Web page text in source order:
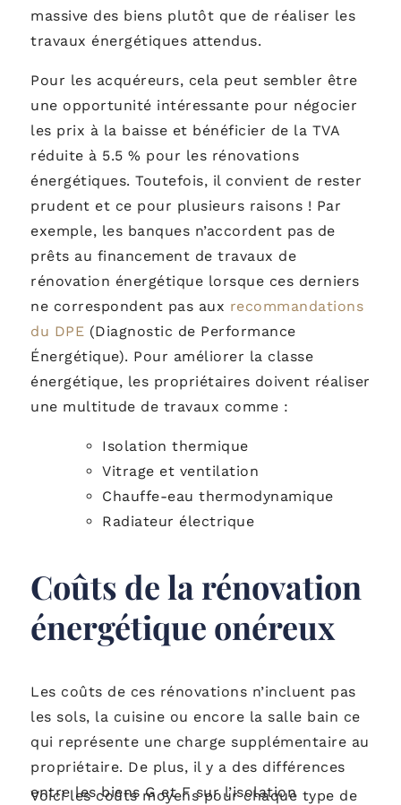
massive des biens plutôt que de réaliser les
travaux énergétiques attendus.
Pour les acquéreurs, cela peut sembler être
une opportunité intéressante pour négocier
les prix à la baisse et bénéficier de la TVA
réduite à 5.5 % pour les rénovations
énergétiques. Toutefois, il convient de rester
prudent et ce pour plusieurs raisons ! Par
exemple, les banques n’accordent pas de
prêts au financement de travaux de
rénovation énergétique lorsque ces derniers
ne correspondent pas aux recommandations
du DPE (Diagnostic de Performance
Énergétique). Pour améliorer la classe
énergétique, les propriétaires doivent réaliser
une multitude de travaux comme :
Isolation thermique
Vitrage et ventilation
Chauffe-eau thermodynamique
Radiateur électrique
Coûts de la rénovation
énergétique onéreux
Les coûts de ces rénovations n’incluent pas
les sols, la cuisine ou encore la salle bain ce
qui représente une charge supplémentaire au
propriétaire. De plus, il y a des différences
entre les biens G et F sur l’isolation
Voici les coûts moyens pour chaque type de